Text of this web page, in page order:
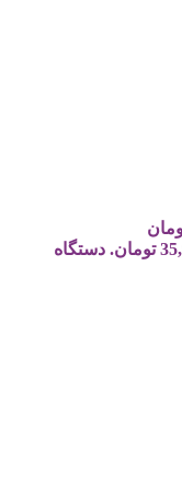
37,000,000 تومان
دستگاه